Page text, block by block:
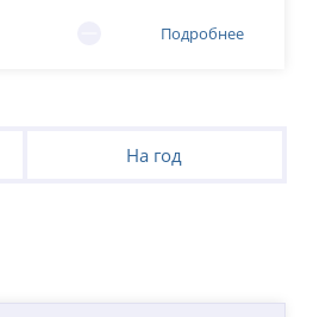
Подробнее
На год